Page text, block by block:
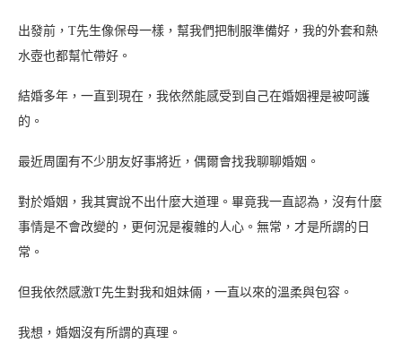
出發前，T先生像保母一樣，幫我們把制服準備好，我的外套和熱
水壺也都幫忙帶好。
結婚多年，一直到現在，我依然能感受到自己在婚姻裡是被呵護
的。
最近周圍有不少朋友好事將近，偶爾會找我聊聊婚姻。
對於婚姻，我其實說不出什麼大道理。畢竟我一直認為，沒有什麼
事情是不會改變的，更何況是複雜的人心。無常，才是所謂的日
常。
但我依然感激T先生對我和姐妹倆，一直以來的溫柔與包容。
我想，婚姻沒有所謂的真理。